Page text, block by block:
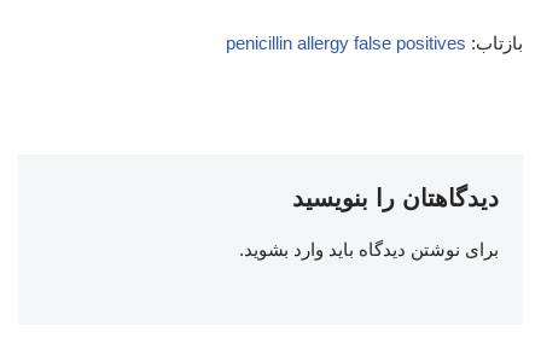
بازتاب: penicillin allergy false positives
دیدگاهتان را بنویسید
برای نوشتن دیدگاه باید وارد بشوید.